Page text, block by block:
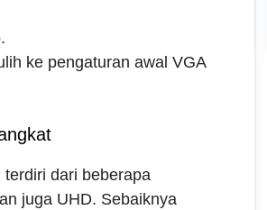
ke pengaturan awal VGA
dari beberapa
juga UHD. Sebaiknya